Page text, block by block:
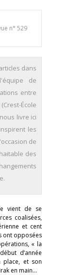
n° 529
dans
de
entre
École
livre ici
les
de
des
vient de se
coalisées,
et cent
ont opposées
« la
d’année
place, et son
en main…